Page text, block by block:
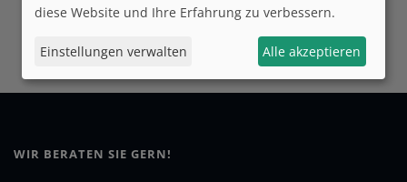
WIR BERATEN SIE GERN!
diese Website und Ihre Erfahrung zu verbessern.
Einstellungen verwalten Alle akzeptieren